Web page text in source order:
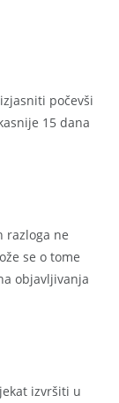
počevši
15 dana
razloga ne
se o tome
objavljivanja
izvršiti u